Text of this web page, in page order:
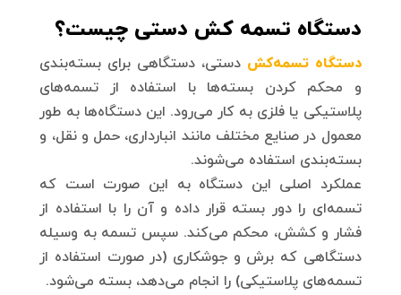
دستگاه تسمه کش دستی چیست؟
دستگاه تسمه‌کش دستی، دستگاهی برای بسته‌بندی
و محکم کردن بسته‌ها با استفاده از تسمه‌های
پلاستیکی یا فلزی به کار می‌رود. این دستگاه‌ها به طور
معمول در صنایع مختلف مانند انبارداری، حمل و نقل، و
بسته‌بندی استفاده می‌شوند.
عملکرد اصلی این دستگاه به این صورت است که
تسمه‌ای را دور بسته قرار داده و آن را با استفاده از
فشار و کشش، محکم می‌کند. سپس تسمه به وسیله
دستگاهی که برش و جوشکاری (در صورت استفاده از
تسمه‌های پلاستیکی) را انجام می‌دهد، بسته می‌شود.